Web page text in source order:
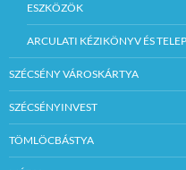
ESZKÖZÖK
ARCULATI KÉZIKÖNYV ÉS
SZÉCSÉNY VÁROSKÁRTYA
SZÉCSÉNYINVEST
TÖMLÖCBÁSTYA